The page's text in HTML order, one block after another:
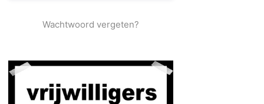
Wachtwoord vergeten?